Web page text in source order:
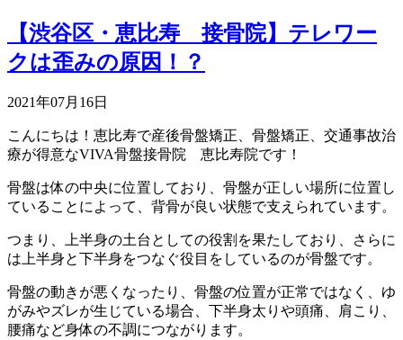
【渋谷区・恵比寿 接骨院】テレワー
クは歪みの原因！？
2021年07月16日
こんにちは！恵比寿で産後骨盤矯正、骨盤矯正、交通事故治
療が得意なVIVA骨盤接骨院 恵比寿院です！
骨盤は体の中央に位置しており、骨盤が正しい場所に位置し
ていることによって、背骨が良い状態で支えられています。
つまり、上半身の土台としての役割を果たしており、さらに
は上半身と下半身をつなぐ役目をしているのが骨盤です。
骨盤の動きが悪くなったり、骨盤の位置が正常ではなく、ゆ
がみやズレが生じている場合、下半身太りや頭痛、肩こり、
腰痛など身体の不調につながります。